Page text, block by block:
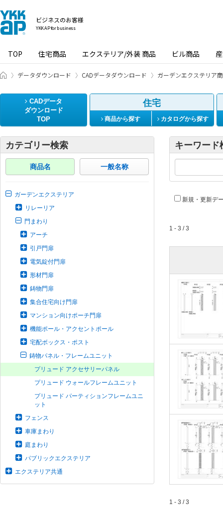
ビジネスのお客様
YKK AP for business
TOP 住宅商品 エクステリア/外装 商品 ビル商品
ビジネスのお客様 HOME
データダウンロード CADデータダウンロード ガーデンエクステリア
CADデータ
ダウンロード
TOP
住宅
商品から探す カタログから探す
カテゴリー検索
商品名 一般名称
ガーデンエクステリア
リレーリア
門まわり
アーチ
引戸門扉
電気錠付門扉
形材門扉
鋳物門扉
集合住宅向け門扉
マンション向けポーチ門扉
機能ポール・アクセントポール
宅配ボックス・ポスト
鋳物パネル・フレームユニット
プリュード アクセサリーパネル
プリュード ウォールフレームユニット
プリュード パーティションフレームユニ
ット
フェンス
車庫まわり
庭まわり
パブリックエクステリア
エクステリア共通
キーワード
新規・更新デ
1 - 3 / 3
1 - 3 / 3